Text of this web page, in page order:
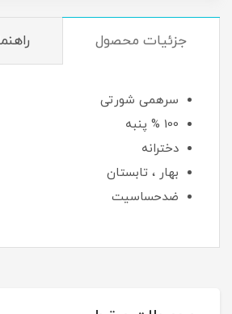
جزئیات محصول
سرهمی شورتی
100 % پنبه
دخترانه
بهار ، تابستان
ضدحساسیت